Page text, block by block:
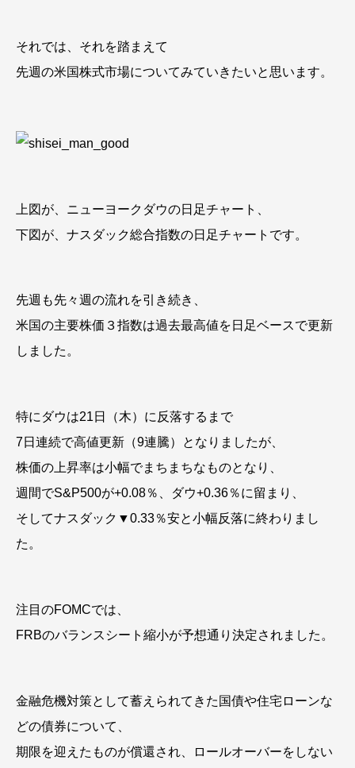
それでは、それを踏まえて
先週の米国株式市場についてみていきたいと思います。
上図が、ニューヨークダウの日足チャート、
下図が、ナスダック総合指数の日足チャートです。
先週も先々週の流れを引き続き、
米国の主要株価３指数は過去最高値を日足ベースで更新
しました。
特にダウは21日（木）に反落するまで
7日連続で高値更新（9連騰）となりましたが、
株価の上昇率は小幅でまちまちなものとなり、
週間でS&P500が+0.08％、ダウ+0.36％に留まり、
そしてナスダック▼0.33％安と小幅反落に終わりまし
た。
注目のFOMCでは、
FRBのバランスシート縮小が予想通り決定されました。
金融危機対策として蓄えられてきた国債や住宅ローンな
どの債券について、
期限を迎えたものが償還され、ロールオーバーをしない